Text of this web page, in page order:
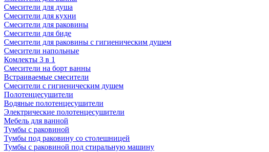
Смесители для душа
Смесители для кухни
Смесители для раковины
Смесители для биде
Смесители для раковины с гигиеническим душем
Смесители напольные
Комлекты 3 в 1
Смесители на борт ванны
Встраиваемые смесители
Смесители с гигиеническим душем
Полотенцесушители
Водяные полотенцесушители
Электрические полотенцесушители
Мебель для ванной
Тумбы с раковиной
Тумбы под раковину со столешницей
Тумбы с раковиной под стиральную машину